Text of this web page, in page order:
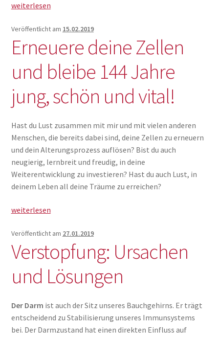
Augen
stärken
durch
einfache
Übungen
weiterlesen
Veröffentlicht am 15.02.2019
Erneuere deine Zellen
und bleibe 144 Jahre
jung, schön und vital!
Hast du Lust zusammen mit mir und mit vielen anderen
Menschen, die bereits dabei sind, deine Zellen zu erneuern
und dein Alterungsprozess auflösen? Bist du auch
neugierig, lernbreit und freudig, in deine
Weiterentwicklung zu investieren? Hast du auch Lust, in
deinem Leben all deine Träume zu erreichen?
Erneuere
Zellen
und
bleibe
Jahre
schön
und
vital!
weiterlesen
Veröffentlicht am 27.01.2019
Verstopfung: Ursachen
und Lösungen
Der Darm ist auch der Sitz unseres Bauchgehirns. Er trägt
entscheidend zu Stabilisierung unseres Immunsystems
bei. Der Darmzustand hat einen direkten Einfluss auf